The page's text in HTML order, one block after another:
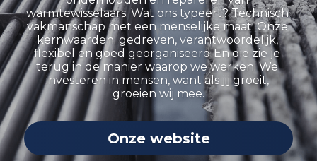
warmtewisselaars. Wat ons typeert? Technisch
vakmanschap met een menselijke maat. Onze
kernwaarden: gedreven, verantwoordelijk,
flexibel en goed georganiseerd En die zie je
terug in de manier waarop we werken. We
investeren in mensen, want als jij groeit,
groeien wij mee.
Onze website